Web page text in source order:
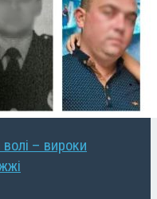
– вироки